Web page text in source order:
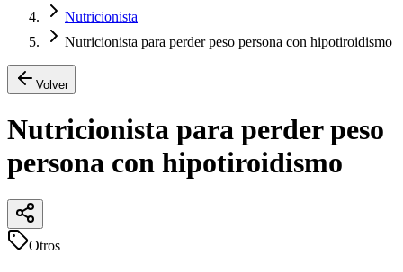
Nutricionista
Nutricionista para perder peso persona con hipotiroidismo
Volver
Nutricionista para perder peso
persona con hipotiroidismo
Otros